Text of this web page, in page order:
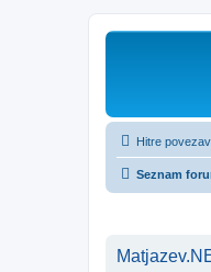
Hitre
Seznam